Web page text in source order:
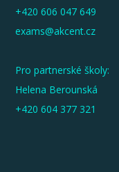
+420 606 047 649
exams@akcent.cz
Pro partnerské školy:
Helena Berounská
+420 604 377 321